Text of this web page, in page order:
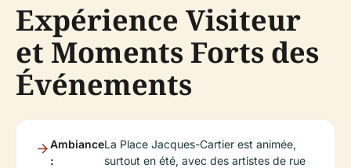
Expérience Visiteur
et Moments Forts des
Événements
Ambiance
:
La Place Jacques-Cartier est animée,
surtout en été, avec des artistes de rue